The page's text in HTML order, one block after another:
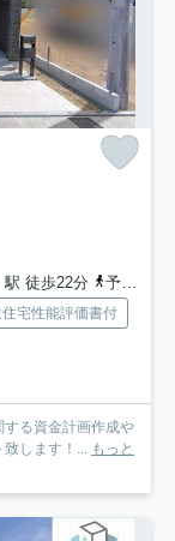
駅 徒歩22分 予讃線「讃岐府中」駅 徒歩42分
宅性能評価書付
る資金計画作成や
します！... もっと